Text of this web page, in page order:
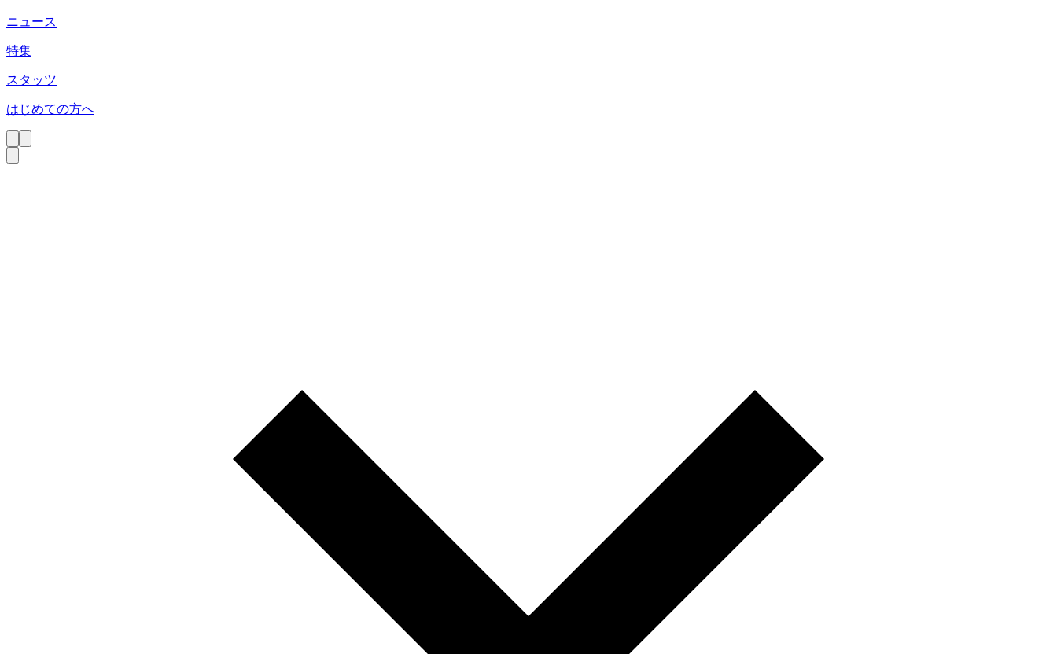
ニュース
特集
スタッツ
はじめての方へ